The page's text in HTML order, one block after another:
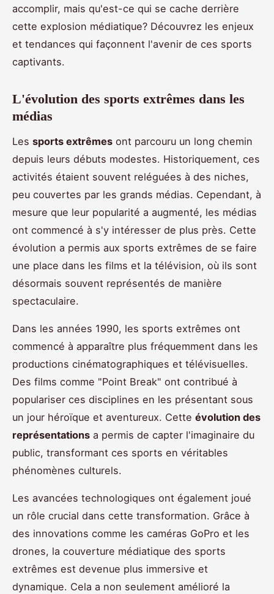
accomplir, mais qu'est-ce qui se cache derrière
cette explosion médiatique? Découvrez les enjeux
et tendances qui façonnent l'avenir de ces sports
captivants.
L'évolution des sports extrêmes dans les
médias
Les sports extrêmes ont parcouru un long chemin
depuis leurs débuts modestes. Historiquement, ces
activités étaient souvent reléguées à des niches,
peu couvertes par les grands médias. Cependant, à
mesure que leur popularité a augmenté, les médias
ont commencé à s'y intéresser de plus près. Cette
évolution a permis aux sports extrêmes de se faire
une place dans les films et la télévision, où ils sont
désormais souvent représentés de manière
spectaculaire.
Dans les années 1990, les sports extrêmes ont
commencé à apparaître plus fréquemment dans les
productions cinématographiques et télévisuelles.
Des films comme "Point Break" ont contribué à
populariser ces disciplines en les présentant sous
un jour héroïque et aventureux. Cette évolution des
représentations a permis de capter l'imaginaire du
public, transformant ces sports en véritables
phénomènes culturels.
Les avancées technologiques ont également joué
un rôle crucial dans cette transformation. Grâce à
des innovations comme les caméras GoPro et les
drones, la couverture médiatique des sports
extrêmes est devenue plus immersive et
dynamique. Cela a non seulement amélioré la